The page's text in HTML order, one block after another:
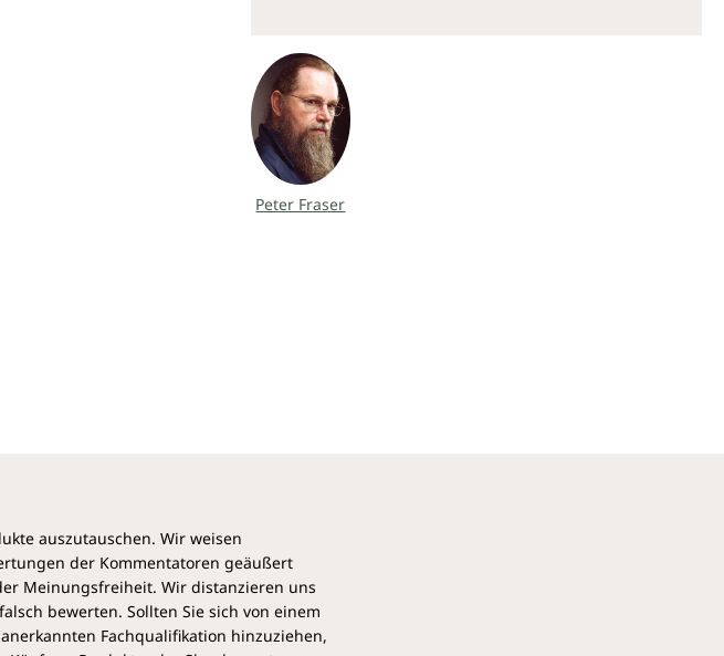
stichwortartige
die Kategorien,
die meisten
Kategorien
aktiven
Peter Fraser
auszutauschen. Wir weisen
der Kommentatoren geäußert
Meinungsfreiheit. Wir distanzieren uns
bewerten. Sollten Sie sich von einem
Fachqualifikation hinzuziehen,